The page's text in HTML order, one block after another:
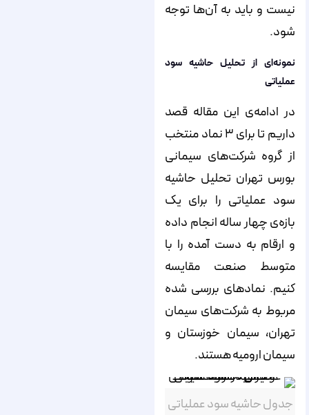
نیست و باید به آن‌ها توجه
شود.
نمونه‌ای از تحلیل حاشیه سود
عملیاتی
در ادامه‌ی این مقاله قصد
داریم تا برای ۳ نماد منتخب
از گروه شرکت‌های سیمانی
بورس تهران تحلیل حاشیه
سود عملیاتی را برای یک
بازه‌ی چهار ساله انجام داده
و ارقام به ‌دست ‌آمده را با
متوسط صنعت مقایسه
کنیم. نمادهای بررسی شده
مربوط به شرکت‌های سیمان
تهران، سیمان خوزستان و
سیمان ارومیه هستند.
جدول حاشیه سود عملیاتی